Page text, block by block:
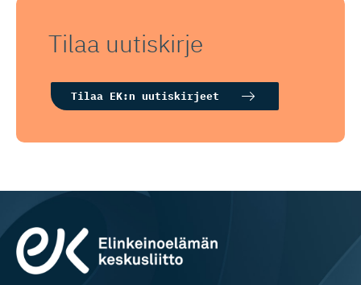
Tilaa uutiskirje
Tilaa EK:n uutiskirjeet